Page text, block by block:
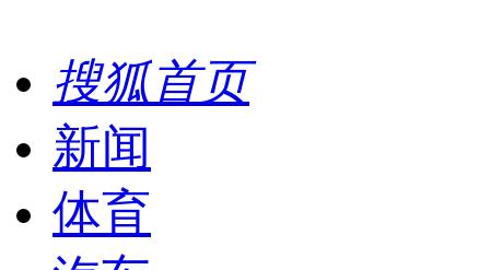
搜狐首页
新闻
体育